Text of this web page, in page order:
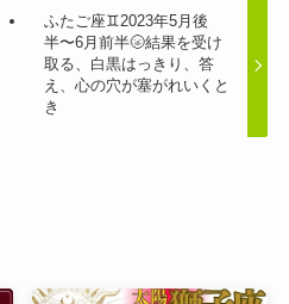
ふたご座♊️2023年5月後
半〜6月前半🌝結果を受け
取る、白黒はっきり、答
え、心の穴が塞がれいくと
き